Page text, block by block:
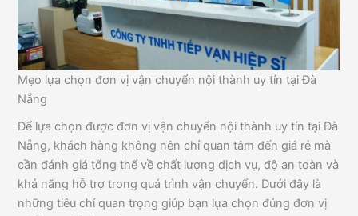
Mẹo lựa chọn đơn vị vận chuyển nội thành uy tín tại Đà
Nẵng
Để lựa chọn được đơn vị vận chuyển nội thành uy tín tại Đà
Nẵng, khách hàng không nên chỉ quan tâm đến giá rẻ mà
cần đánh giá tổng thể về chất lượng dịch vụ, độ an toàn và
khả năng hỗ trợ trong quá trình vận chuyển. Dưới đây là
những tiêu chí quan trọng giúp bạn lựa chọn đúng đơn vị